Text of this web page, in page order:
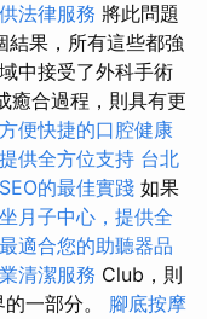
法律服務 將此問題
果，所有這些都強
中接受了外科手術
癒合過程，則具有更
便快捷的口腔健康
供全方位支持 台北
的最佳實踐 如果
坐月子中心，提供全
適合您的助聽器品
清潔服務 Club，則
一部分。 腳底按摩